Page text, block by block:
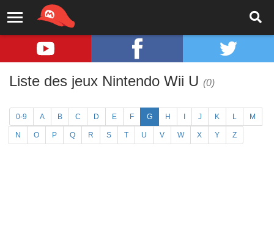
Liste des jeux Nintendo Wii U (0)
0-9 A B C D E F G H J K L M
N O P Q R S T U V W X Y Z